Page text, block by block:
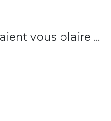
vous plaire ...